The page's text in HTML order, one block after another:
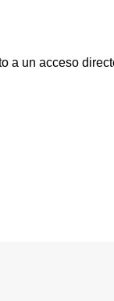
a un acceso